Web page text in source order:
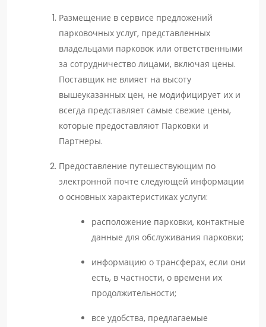
Размещение в сервисе предложений
парковочных услуг, представленных
владельцами парковок или ответственными
за сотрудничество лицами, включая цены.
Поставщик не влияет на высоту
вышеуказанных цен, не модифицирует их и
всегда представляет самые свежие цены,
которые предоставляют Парковки и
Партнеры.
Предоставление путешествующим по
электронной почте следующей информации
о основных характеристиках услуги:
расположение парковки, контактные
данные для обслуживания парковки;
информацию о трансферах, если они
есть, в частности, о времени их
продолжительности;
все удобства, предлагаемые